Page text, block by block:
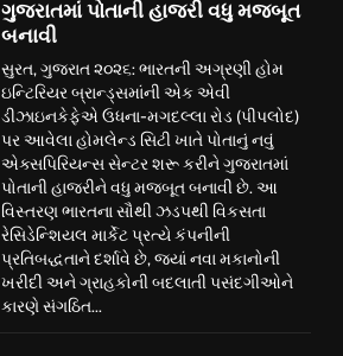
ગુજરાતમાં પોતાની હાજરી વધુ મજબૂત
બનાવી
સુરત, ગુજરાત ૨૦૨૬: ભારતની અગ્રણી હોમ
ઇન્ટિરિયર બ્રાન્ડ્સમાંની એક એવી
ડીઝાઇનકેફેએ ઉધના-મગદલ્લા રોડ (પીપલોદ)
પર આવેલા હોમલેન્ડ સિટી ખાતે પોતાનું નવું
એક્સપિરિયન્સ સેન્ટર શરૂ કરીને ગુજરાતમાં
પોતાની હાજરીને વધુ મજબૂત બનાવી છે. આ
વિસ્તરણ ભારતના સૌથી ઝડપથી વિકસતા
રેસિડેન્શિયલ માર્કેટ પ્રત્યે કંપનીની
પ્રતિબદ્ધતાને દર્શાવે છે, જ્યાં નવા મકાનોની
ખરીદી અને ગ્રાહકોની બદલાતી પસંદગીઓને
કારણે સંગઠિત...